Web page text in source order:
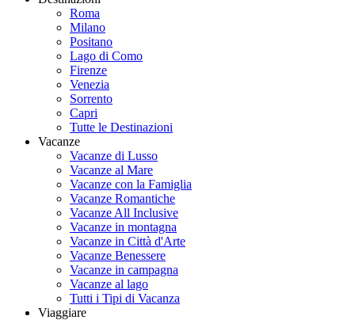
Roma
Milano
Positano
Lago di Como
Firenze
Venezia
Sorrento
Capri
Tutte le Destinazioni
Vacanze
Vacanze di Lusso
Vacanze al Mare
Vacanze con la Famiglia
Vacanze Romantiche
Vacanze All Inclusive
Vacanze in montagna
Vacanze in Città d'Arte
Vacanze Benessere
Vacanze in campagna
Vacanze al lago
Tutti i Tipi di Vacanza
Viaggiare